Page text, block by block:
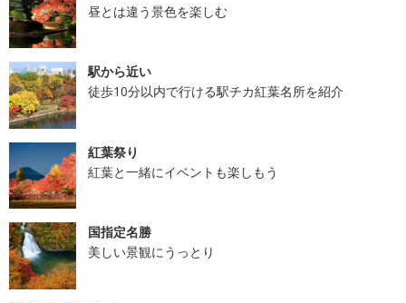
昼とは違う景色を楽しむ
駅から近い
徒歩10分以内で行ける駅チカ紅葉名所を紹介
紅葉祭り
紅葉と一緒にイベントも楽しもう
国指定名勝
美しい景観にうっとり